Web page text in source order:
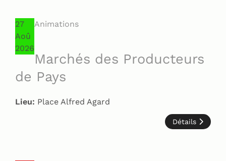
27
Aoû
2026
Animations
Marchés des Producteurs
de Pays
Lieu: Place Alfred Agard
Détails